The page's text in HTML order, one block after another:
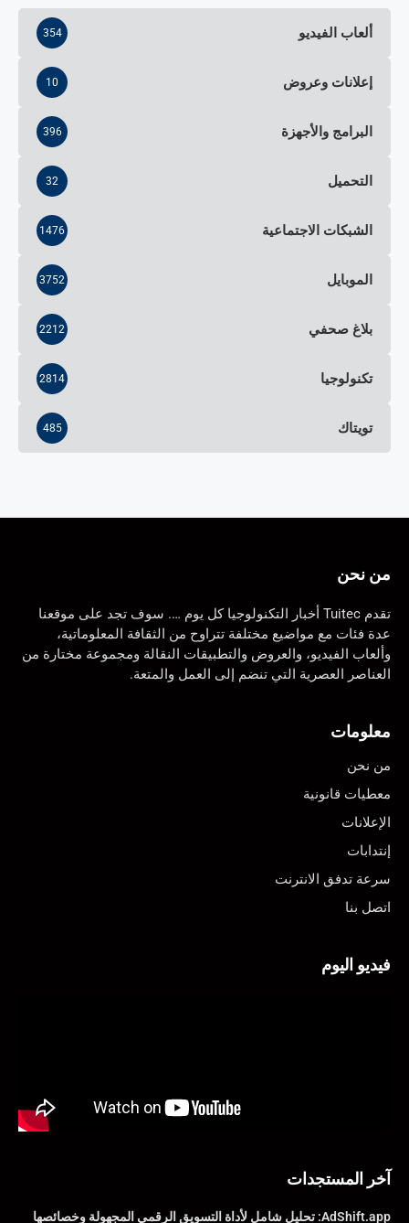
ألعاب الفيديو 354
إعلانات وعروض 10
البرامج والأجهزة 396
التحميل 32
الشبكات الاجتماعية 1476
الموبايل 3752
بلاغ صحفي 2212
تكنولوجيا 2814
تويتاك 485
من نحن
تقدم Tuitec أخبار التكنولوجيا كل يوم …. سوف تجد على موقعنا
عدة فئات مع مواضيع مختلفة تتراوح من الثقافة المعلوماتية،
وألعاب الفيديو، والعروض والتطبيقات النقالة ومجموعة مختارة من
العناصر العصرية التي تنضم إلى العمل والمتعة.
معلومات
من نحن
معطيات قانونية
الإعلانات
إنتدابات
سرعة تدفق الانترنت
اتصل بنا
فيديو اليوم
آخر المستجدات
AdShift.app: تحليل شامل لأداة التسويق الرقمي المجهولة وخصائصها